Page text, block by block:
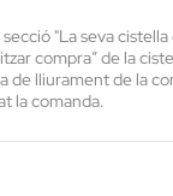
"La seva
compra” de la
de lliurament de la
la comanda.